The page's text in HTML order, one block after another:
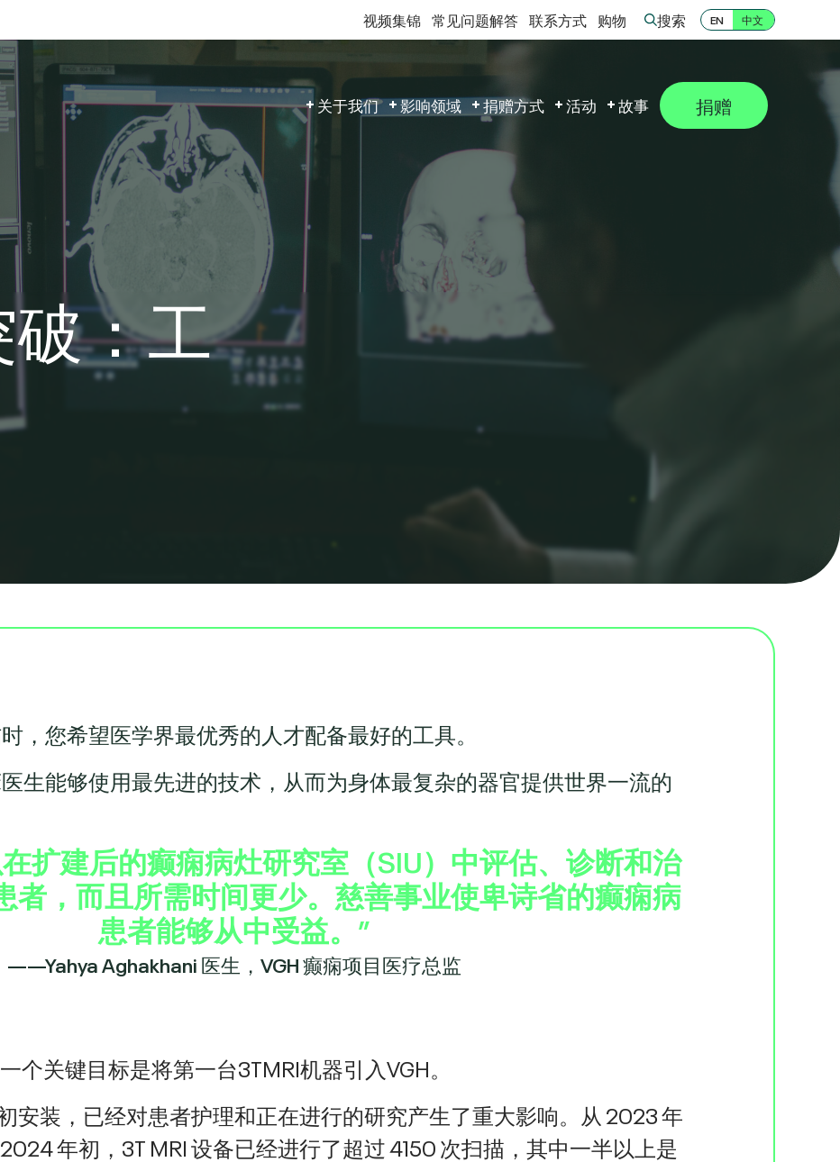
视频集锦 常见问题解答 联系方式 购物 搜索 中文
EN
关于我们 影响领域 捐赠方式 活动 故事 捐赠
：工
，您希望医学界最优秀的人才配备最好的工具。
生能够使用最先进的技术，从而为身体最复杂的器官提供世界一流的
扩建后的癫痫病灶研究室（SIU）中评估、诊断和治
者，而且所需时间更少。慈善事业使卑诗省的癫痫病
患者能够从中受益。”
——Yahya Aghakhani 医生，VGH 癫痫项目医疗总监
个关键目标是将第一台3TMRI机器引入VGH。
安装，已经对患者护理和正在进行的研究产生了重大影响。从 2023 年
年初，3T MRI 设备已经进行了超过 4150 次扫描，其中一半以上是